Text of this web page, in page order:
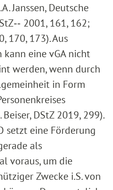
Janssen, Deutsche
2001, 161, 162;
170, 173). Aus
kann eine vGA nicht
werden, wenn durch
in Form
DStZ 2019, 299).
setzt eine Förderung
als
voraus, um die
Zwecke i.S. von